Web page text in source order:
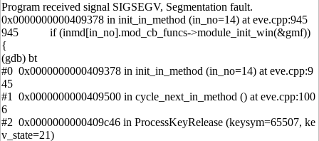
Program received signal SIGSEGV, Segmentation fault.
0x0000000000409378 in init_in_method (in_no=14) at eve.cpp:945
945 if (inmd[in_no].mod_cb_funcs->module_init_win(&gmf))
{
(gdb) bt
#0 0x0000000000409378 in init_in_method (in_no=14) at eve.cpp:9
45
#1 0x0000000000409500 in cycle_next_in_method () at eve.cpp:100
6
#2 0x0000000000409c46 in ProcessKeyRelease (keysym=65507, ke
v_state=21)